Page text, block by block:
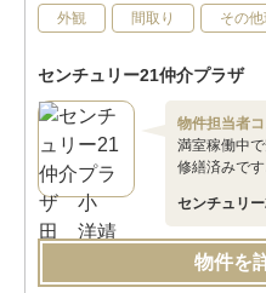
外観 間取り その
センチュリー21仲介プラザ
物件担当者
満室稼働中
修繕済みです
センチュリ
物件を